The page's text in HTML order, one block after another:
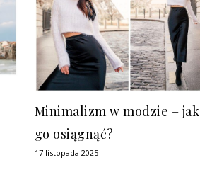
Minimalizm w modzie – jak
go osiągnąć?
17 listopada 2025